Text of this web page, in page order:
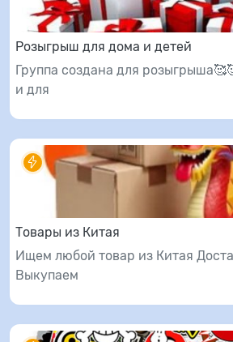
Розыгрыш для дома и детей
Группа создана для
и для
Товары из Китая
Ищем любой товар из Китая
Выкупаем